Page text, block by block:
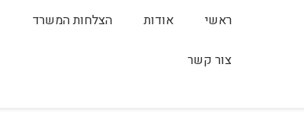
ראשי אודות הצלחות המשרד
צור קשר